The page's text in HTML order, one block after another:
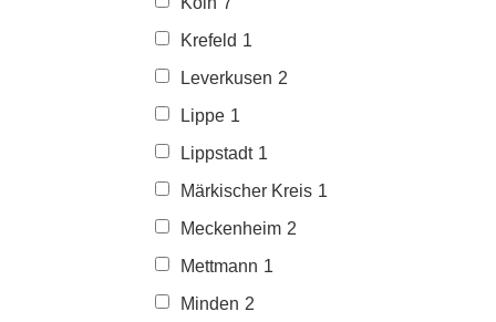
Krefeld 1
Leverkusen 2
Lippe 1
Lippstadt 1
Märkischer Kreis 1
Meckenheim 2
Mettmann 1
Minden 2